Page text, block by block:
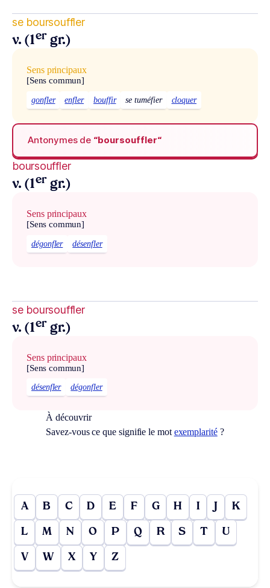
se boursouffler
v. (1er gr.)
Sens principaux
[Sens commun]
gonfler enfler bouffir se tuméfier cloquer
Antonymes de “boursouffler“
boursouffler
v. (1er gr.)
Sens principaux
[Sens commun]
dégonfler désenfler
se boursouffler
v. (1er gr.)
Sens principaux
[Sens commun]
désenfler dégonfler
À découvrir
Savez-vous ce que signifie le motexemplarité?
A B C D E F G H I J K
L M N O P Q R S T U
V W X Y Z